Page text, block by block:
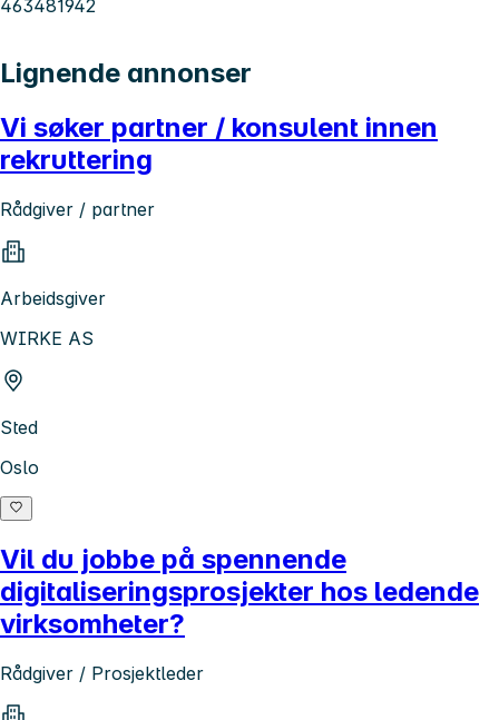
463481942
Lignende annonser
Vi søker partner / konsulent innen
rekruttering
Rådgiver / partner
Arbeidsgiver
WIRKE AS
Sted
Oslo
Vil du jobbe på spennende
digitaliseringsprosjekter hos ledende
virksomheter?
Rådgiver / Prosjektleder